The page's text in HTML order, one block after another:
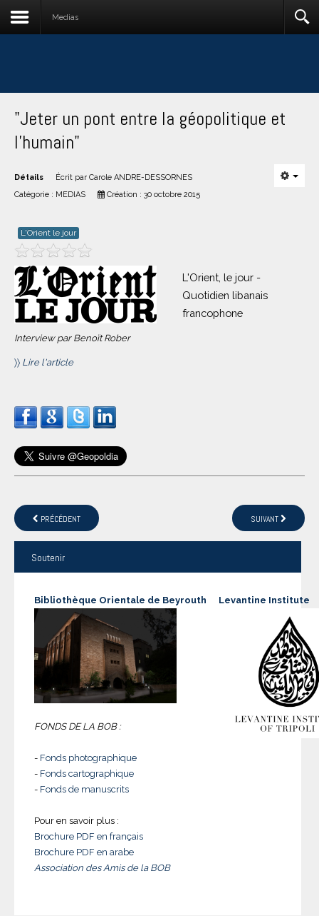
Medias
"Jeter un pont entre la géopolitique et
l'humain"
Détails Écrit par Carole ANDRE-DESSORNES
Catégorie : MEDIAS Création : 30 octobre 2015
L'Orient le jour
L'Orient, le jour -
Quotidien libanais
francophone
Interview par Benoït Rober
〉〉 Lire l'article
PRÉCÉDENT SUIVANT
Soutenir
Bibliothèque Orientale de Beyrouth
FONDS DE LA BOB :
- Fonds photographique
- Fonds cartographique
- Fonds de manuscrits
Pour en savoir plus :
Brochure PDF en français
Brochure PDF en arabe
Association des Amis de la BOB
Levantine Institute